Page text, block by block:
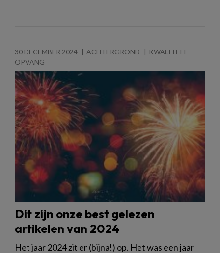
30 DECEMBER 2024 ACHTERGROND
KWALITEIT
OPVANG
Dit zijn onze best gelezen
artikelen van 2024
Het jaar 2024 zit er (bijna!) op. Het was een jaar